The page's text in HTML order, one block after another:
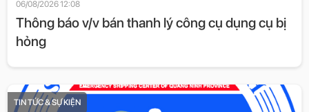
06/08/2026 12:08
Thông báo v/v bán thanh lý công cụ dụng cụ bị
hỏng
TIN TỨC & SỰ KIỆN